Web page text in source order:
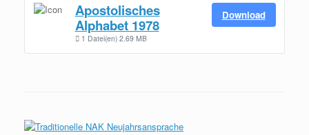
Apostolisches
Alphabet 1978
1 Datei(en) 2.69 MB
Download